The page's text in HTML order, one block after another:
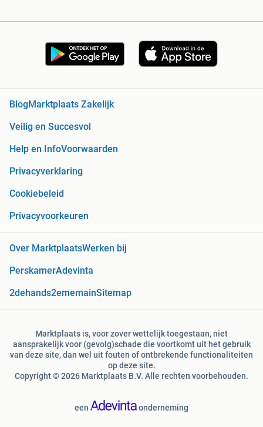
BlogMarktplaats Zakelijk
Veilig en Succesvol
Help en InfoVoorwaarden
Privacyverklaring
Cookiebeleid
Privacyvoorkeuren
Over MarktplaatsWerken bij
PerskamerAdevinta
2dehands2ememainSitemap
Marktplaats is, voor zover wettelijk toegestaan, niet
aansprakelijk voor (gevolg)schade die voortkomt uit het gebruik
van deze site, dan wel uit fouten of ontbrekende functionaliteiten
op deze site.
Copyright © 2026 Marktplaats B.V. Alle rechten voorbehouden.
een onderneming